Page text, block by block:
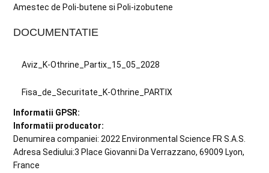
Amestec de Poli-butene si Poli-izobutene
DOCUMENTATIE
Aviz_K-Othrine_Partix_15_05_2028
Fisa_de_Securitate_K-Othrine_PARTIX
Informatii GPSR:
Informatii producator:
Denumirea companiei: 2022 Environmental Science FR S.A.S.
Adresa Sediului:3 Place Giovanni Da Verrazzano, 69009 Lyon,
France